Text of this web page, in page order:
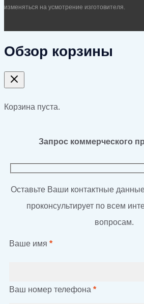
изменяться на усмотрение изготовителя.
Обзор корзины
Корзина пуста.
Запрос коммерческого
Оставьте Ваши контактные
проконсультирует по всем
вопросам.
Ваше имя *
Ваш номер телефона *